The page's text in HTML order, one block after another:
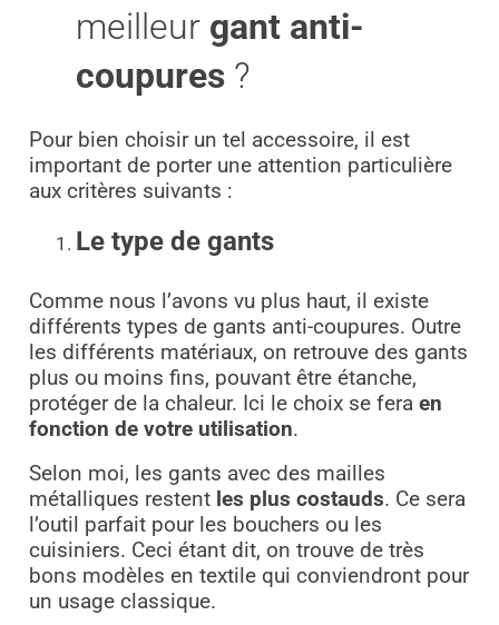
meilleur gant anti-
coupures ?
Pour bien choisir un tel accessoire, il est
important de porter une attention particulière
aux critères suivants :
Le type de gants
Comme nous l’avons vu plus haut, il existe
différents types de gants anti-coupures. Outre
les différents matériaux, on retrouve des gants
plus ou moins fins, pouvant être étanche,
protéger de la chaleur. Ici le choix se fera en
fonction de votre utilisation.
Selon moi, les gants avec des mailles
métalliques restent les plus costauds. Ce sera
l’outil parfait pour les bouchers ou les
cuisiniers. Ceci étant dit, on trouve de très
bons modèles en textile qui conviendront pour
un usage classique.